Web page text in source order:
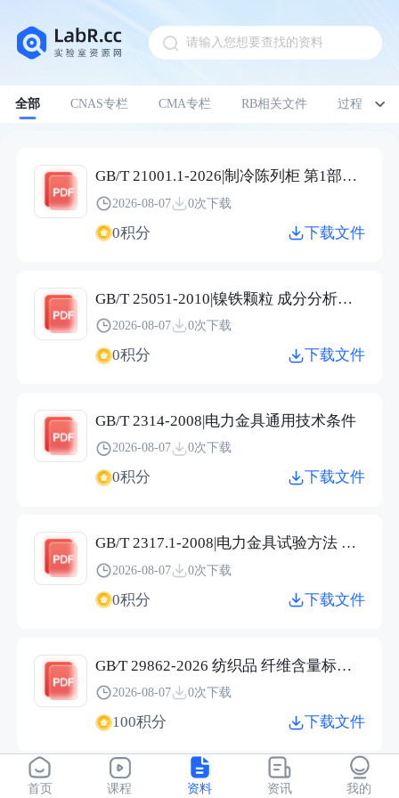
请输入您想要查找的资料
全部 CNAS专栏 CMA专栏 RB相关文件 过程管理
Pull down to refresh
GB/T 21001.1-2026|制冷陈列柜 第1部分：术语
2026-08-07 0次下载
0积分 下载文件
GB/T 25051-2010|镍铁颗粒 成分分析用样品的采取
2026-08-07 0次下载
0积分 下载文件
GB/T 2314-2008|电力金具通用技术条件
2026-08-07 0次下载
0积分 下载文件
GB/T 2317.1-2008|电力金具试验方法 第1部分：机械试验
2026-08-07 0次下载
0积分 下载文件
GB∕T 29862-2026 纺织品 纤维含量标识技术规范.pdf
2026-08-07 0次下载
100积分 下载文件
JC/T 2304-2015|建筑用保温隔热玻璃技术条件
首页 课程 资料 资讯 我的